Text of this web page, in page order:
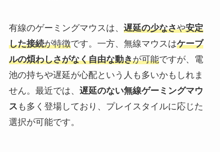
有線のゲーミングマウスは、 遅延の少なさや安定
した接続が特徴です。一方、無線マウスはケーブ
ルの煩わしさがなく自由な動きが可能ですが、電
池の持ちや遅延が心配という人も多いかもしれま
せん。最近では、 遅延のない無線ゲーミングマウ
ス も多く登場しており、プレイスタイルに応じた
選択が可能です。